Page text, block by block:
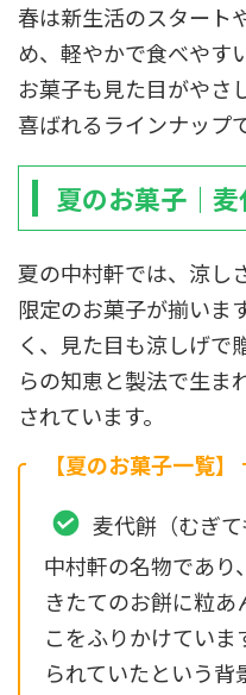
春は新生活のスタート
め、軽やかで食べやす
お菓子も見た目がやさ
喜ばれるラインナップ
夏のお菓子｜
夏の中村軒では、涼し
限定のお菓子が揃いま
く、見た目も涼しげで
らの知恵と製法で生ま
されています。
【夏のお菓子一覧】
麦代餅（むぎて
中村軒の名物であり
きたてのお餅に粒
こをふりかけてい
られていたという